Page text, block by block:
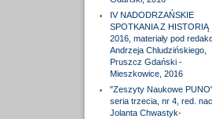
IV NADODRZAŃSKIE
SPOTKANIA Z HISTORIĄ
2016, materiały pod
Andrzeja Chludzińskiego,
Pruszcz Gdański -
Mieszkowice, 2016
"Zeszyty Naukowe
seria trzecia, nr 4, red.
Jolanta Chwastyk-